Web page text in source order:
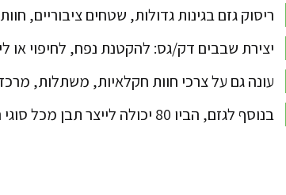
ריסוק גזם בגינות גדולות, שטחים ציבוריים,
יצירת שבבים דק/גס: להקטנת נפח, לחיפוי או
עונה גם על צרכי חוות חקלאיות, משתלות,
בנוסף לגזם, הביו 80 יכולה לייצר תבן מכל סוגי החציר.